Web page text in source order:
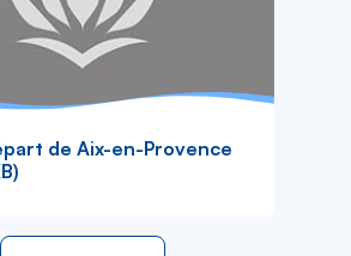
de Aix-en-Provence